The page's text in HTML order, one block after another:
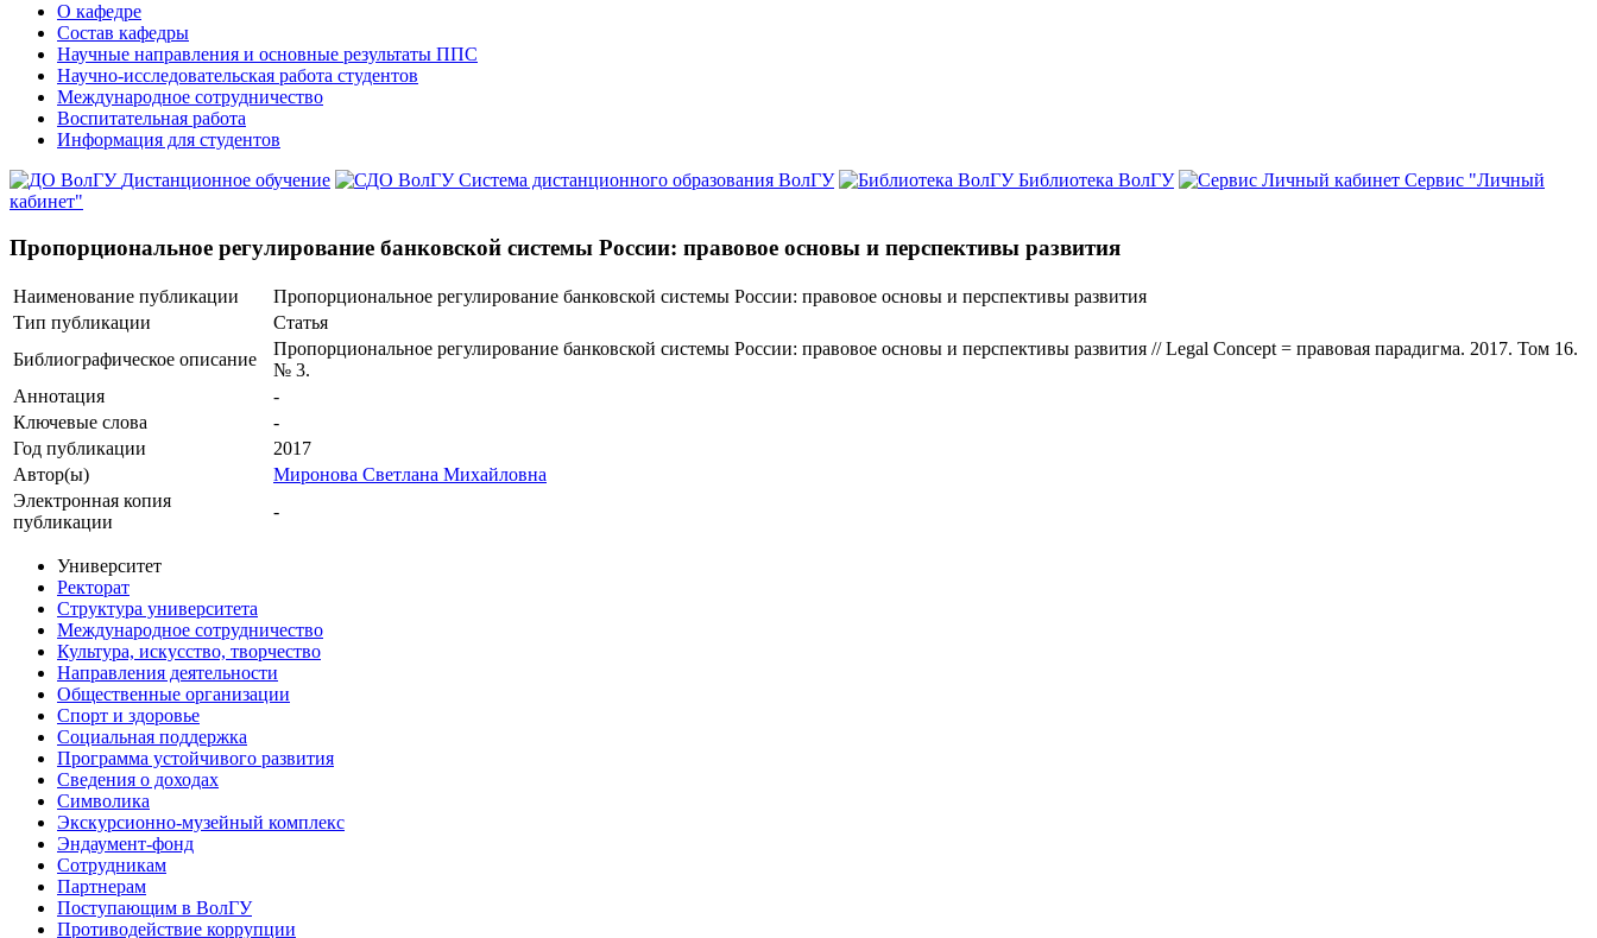
О кафедре
Состав кафедры
Научные направления и основные результаты ППС
Научно-исследовательская работа студентов
Международное сотрудничество
Воспитательная работа
Информация для студентов
Дистанционное обучение
Система дистанционного образования ВолГУ Библиотека ВолГУ
Сервис "Личный
кабинет"
Пропорциональное регулирование банковской системы России: правовое основы и перспективы развития
Наименование публикации
Пропорциональное регулирование банковской системы России: правовое основы и перспективы развития
Тип публикации
Статья
Библиографическое описание
Пропорциональное регулирование банковской системы России: правовое основы и перспективы развития // Legal Concept = правовая парадигма. 2017. Том 16.
№ 3.
Аннотация
-
Ключевые cлова
-
Год публикации
2017
Автор(ы)
Миронова Светлана Михайловна
Электронная копия
публикации
-
Университет
Ректорат
Структура университета
Международное сотрудничество
Культура, искусство, творчество
Направления деятельности
Общественные организации
Спорт и здоровье
Социальная поддержка
Программа устойчивого развития
Сведения о доходах
Символика
Экскурсионно-музейный комплекс
Эндаумент-фонд
Сотрудникам
Партнерам
Поступающим в ВолГУ
Противодействие коррупции